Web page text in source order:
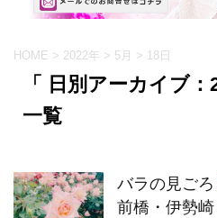
HOME > 2022年 > 5月 > 18日
「 日別アーカイブ：
一覧
バラの見ごろ
前橋・伊勢崎